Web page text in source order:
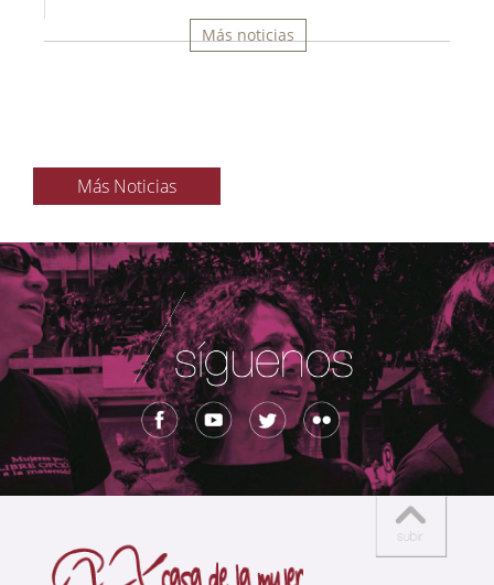
Más noticias
Más Noticias